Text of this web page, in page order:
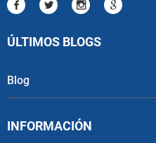
ÚLTIMOS BLOGS
Blog
INFORMACIÓN